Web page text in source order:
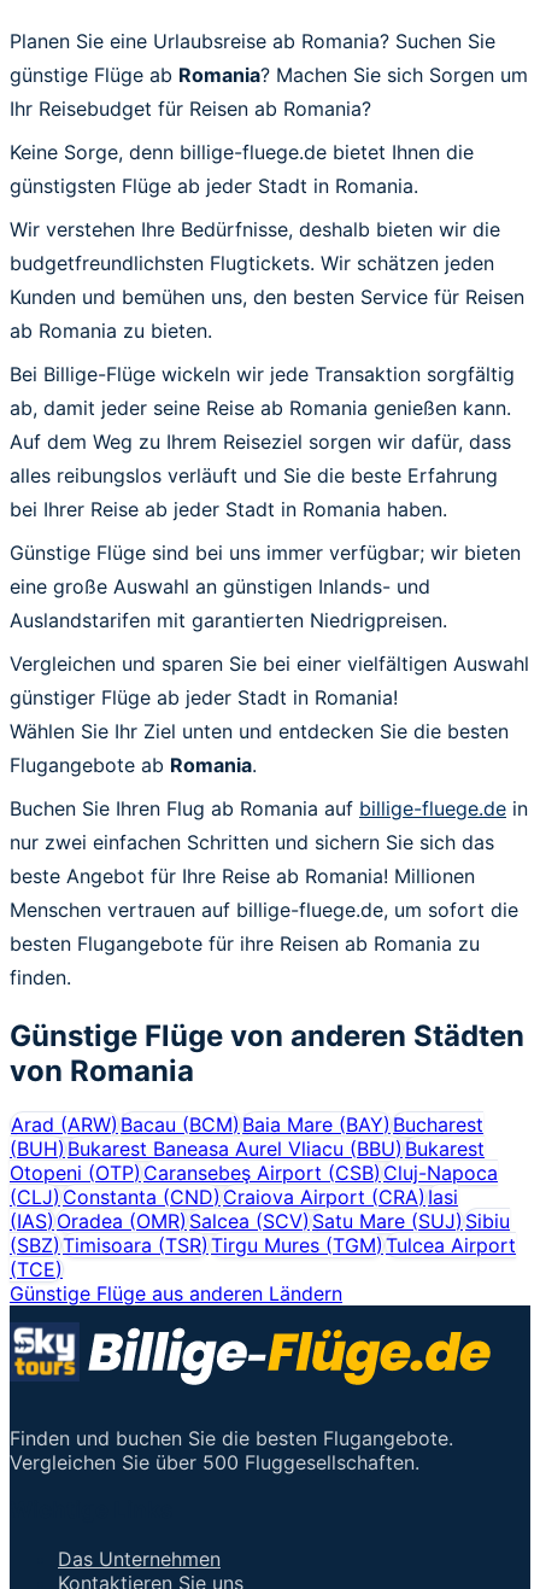
Planen Sie eine Urlaubsreise ab Romania? Suchen Sie
günstige Flüge ab Romania? Machen Sie sich Sorgen um
Ihr Reisebudget für Reisen ab Romania?
Keine Sorge, denn billige-fluege.de bietet Ihnen die
günstigsten Flüge ab jeder Stadt in Romania.
Wir verstehen Ihre Bedürfnisse, deshalb bieten wir die
budgetfreundlichsten Flugtickets. Wir schätzen jeden
Kunden und bemühen uns, den besten Service für Reisen
ab Romania zu bieten.
Bei Billige-Flüge wickeln wir jede Transaktion sorgfältig
ab, damit jeder seine Reise ab Romania genießen kann.
Auf dem Weg zu Ihrem Reiseziel sorgen wir dafür, dass
alles reibungslos verläuft und Sie die beste Erfahrung
bei Ihrer Reise ab jeder Stadt in Romania haben.
Günstige Flüge sind bei uns immer verfügbar; wir bieten
eine große Auswahl an günstigen Inlands- und
Auslandstarifen mit garantierten Niedrigpreisen.
Vergleichen und sparen Sie bei einer vielfältigen Auswahl
günstiger Flüge ab jeder Stadt in Romania!
Wählen Sie Ihr Ziel unten und entdecken Sie die besten
Flugangebote ab Romania.
Buchen Sie Ihren Flug ab Romania auf billige-fluege.de in
nur zwei einfachen Schritten und sichern Sie sich das
beste Angebot für Ihre Reise ab Romania! Millionen
Menschen vertrauen auf billige-fluege.de, um sofort die
besten Flugangebote für ihre Reisen ab Romania zu
finden.
Günstige Flüge von anderen Städten
von Romania
Arad (ARW)Bacau (BCM)Baia Mare (BAY)Bucharest
(BUH)Bukarest Baneasa Aurel Vliacu (BBU) Bukarest
Otopeni (OTP)Caransebeş Airport (CSB) Cluj-Napoca
(CLJ)Constanta (CND) Craiova Airport (CRA) Iasi
(IAS)Oradea (OMR) Salcea (SCV) Satu Mare (SUJ)Sibiu
(SBZ)Timisoara (TSR) Tirgu Mures (TGM) Tulcea Airport
(TCE)
Günstige Flüge aus anderen Ländern
Finden und buchen Sie die besten Flugangebote.
Vergleichen Sie über 500 Fluggesellschaften.
Das Unternehmen
Kontaktieren Sie uns